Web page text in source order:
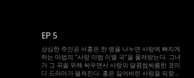
EP 5
상심한 주인공 서홍은 한 병을 나누면 사랑에 빠지게
하는 마법의 "사랑 마법 이별 곡"을 물려받는다. 그녀
가 그 곡을 위해 싸우면서 사랑의 달콤쌉싸름한 코미
디 드라마가 펼쳐진다. 홍은 잃어버린 사랑을 되찾고